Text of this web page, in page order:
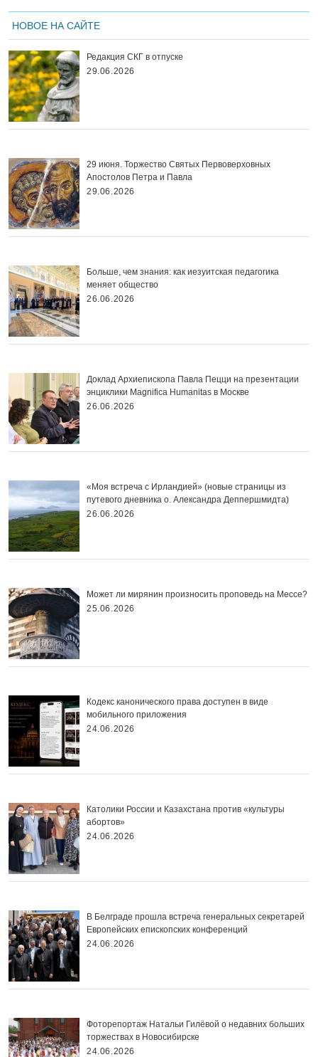
НОВОЕ НА САЙТЕ
Редакция СКГ в отпуске
29.06.2026
29 июня. Торжество Святых Первоверховных
Апостолов Петра и Павла
29.06.2026
Больше, чем знания: как иезуитская педагогика
меняет общество
26.06.2026
Доклад Архиепископа Павла Пецци на презентации
энциклики Magnifica Нumanitas в Москве
26.06.2026
«Моя встреча с Ирландией» (новые страницы из
путевого дневника о. Александра Деппершмидта)
26.06.2026
Может ли мирянин произносить проповедь на Мессе?
25.06.2026
Кодекс канонического права доступен в виде
мобильного приложения
24.06.2026
Католики России и Казахстана против «культуры
абортов»
24.06.2026
В Белграде прошла встреча генеральных секретарей
Европейских епископских конференций
24.06.2026
Фоторепортаж Натальи Гилёвой о недавних больших
торжествах в Новосибирске
24.06.2026